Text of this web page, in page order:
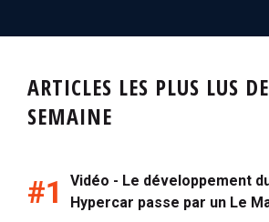
ARTICLES LES PLUS LUS
SEMAINE
Vidéo - Le développement
Hypercar passe par un Le